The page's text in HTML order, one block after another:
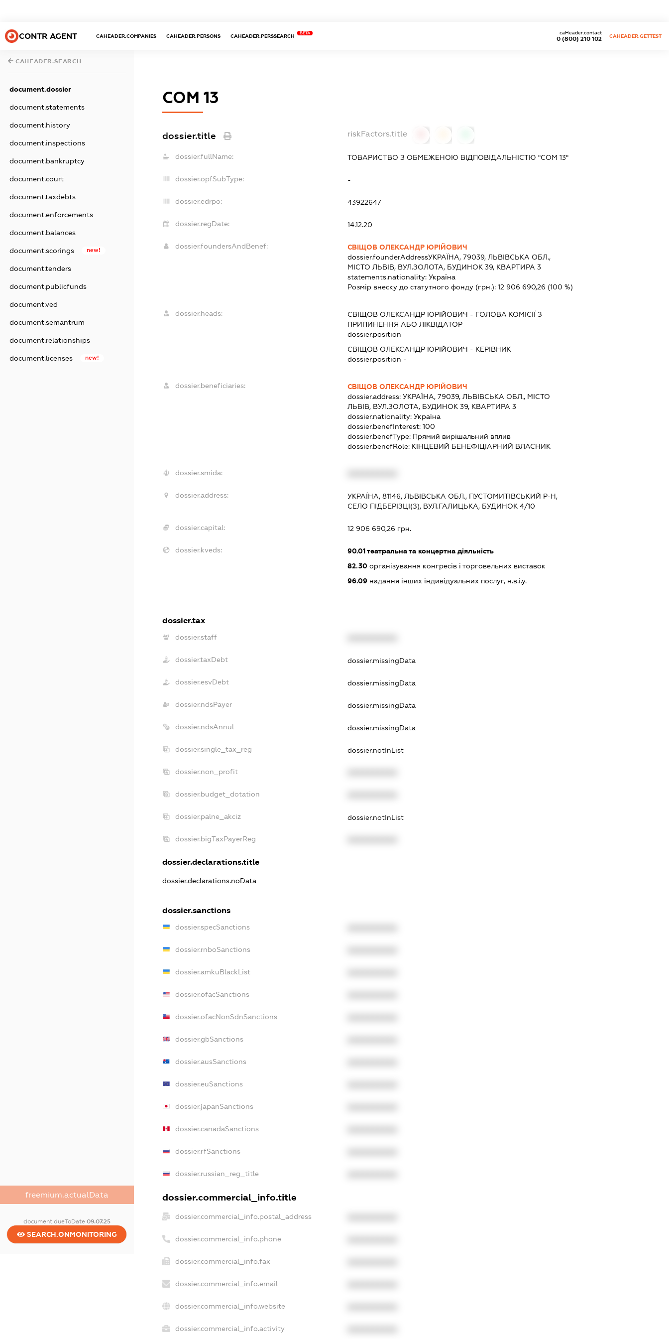
CONTR AGENT CAHEADER.COMPANIES CAHEADER.PERSONS CAHEADER.PERSSEARCH
BETA
0 (800) 210 102
caHeader.contact
CAHEADER.GETTEST
CAHEADER.SEARCH
document.dossier
document.statements
document.history
document.inspections
document.bankruptcy
document.court
document.taxdebts
document.enforcements
document.balances
document.scorings new!
document.tenders
document.publicfunds
document.ved
document.semantrum
document.relationships
document.licenses new!
freemium.actualData
document.dueToDate 09.07.25
SEARCH.ONMONITORING
СОМ 13
dossier.title riskFactors.title
dossier.fullName: ТОВАРИСТВО З ОБМЕЖЕНОЮ ВІДПОВІДАЛЬНІСТЮ "СОМ 13"
dossier.opfSubType: -
dossier.edrpo: 43922647
dossier.regDate: 14.12.20
dossier.foundersAndBenef:
СВІЩОВ ОЛЕКСАНДР ЮРІЙОВИЧ
dossier.founderAddressУКРАЇНА, 79039, ЛЬВІВСЬКА ОБЛ.,
МІСТО ЛЬВІВ, ВУЛ.ЗОЛОТА, БУДИНОК 39, КВАРТИРА 3
statements.nationality: Україна
Розмір внеску до статутного фонду (грн.): 12 906 690,26 (100 %)
dossier.heads: СВІЩОВ ОЛЕКСАНДР ЮРІЙОВИЧ - ГОЛОВА КОМІСІЇ З
ПРИПИНЕННЯ АБО ЛІКВІДАТОР
dossier.position -
СВІЩОВ ОЛЕКСАНДР ЮРІЙОВИЧ - КЕРІВНИК
dossier.position -
dossier.beneficiaries:
СВІЩОВ ОЛЕКСАНДР ЮРІЙОВИЧ
dossier.address: УКРАЇНА, 79039, ЛЬВІВСЬКА ОБЛ., МІСТО
ЛЬВІВ, ВУЛ.ЗОЛОТА, БУДИНОК 39, КВАРТИРА 3
dossier.nationality: Україна
dossier.benefInterest: 100
dossier.benefType: Прямий вирішальний вплив
dossier.benefRole: КІНЦЕВИЙ БЕНЕФІЦІАРНИЙ ВЛАСНИК
dossier.smida:
dossier.address:
УКРАЇНА, 81146, ЛЬВІВСЬКА ОБЛ., ПУСТОМИТІВСЬКИЙ Р-Н,
СЕЛО ПІДБЕРІЗЦІ(З), ВУЛ.ГАЛИЦЬКА, БУДИНОК 4/10
dossier.capital: 12 906 690,26 грн.
dossier.kveds: 90.01театральна та концертна діяльність
82.30організування конгресів і торговельних виставок
96.09надання інших індивідуальних послуг, н.в.і.у.
dossier.tax
dossier.staff
dossier.taxDebt dossier.missingData
dossier.esvDebt dossier.missingData
dossier.ndsPayer dossier.missingData
dossier.ndsAnnul dossier.missingData
dossier.single_tax_reg dossier.notInList
dossier.non_profit
dossier.budget_dotation
dossier.palne_akciz dossier.notInList
dossier.bigTaxPayerReg
dossier.declarations.title
dossier.declarations.noData
dossier.sanctions
dossier.specSanctions
dossier.rnboSanctions
dossier.amkuBlackList
dossier.ofacSanctions
dossier.ofacNonSdnSanctions
dossier.gbSanctions
dossier.ausSanctions
dossier.euSanctions
dossier.japanSanctions
dossier.canadaSanctions
dossier.rfSanctions
dossier.russian_reg_title
dossier.commercial_info.title
dossier.commercial_info.postal_address
dossier.commercial_info.phone
dossier.commercial_info.fax
dossier.commercial_info.email
dossier.commercial_info.website
dossier.commercial_info.activity